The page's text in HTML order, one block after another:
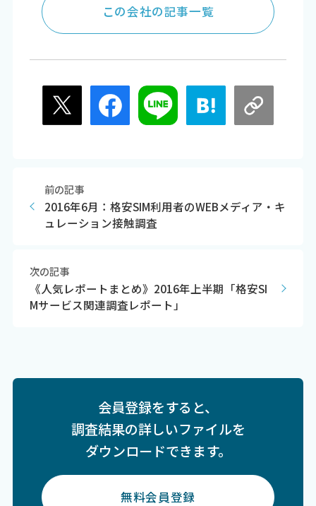
この会社の記事一覧
前の記事
2016年6月：格安SIM利用者のWEBメディア・キ
ュレーション接触調査
次の記事
《人気レポートまとめ》2016年上半期「格安SI
Mサービス関連調査レポート」
会員登録をすると、
調査結果の詳しいファイルを
ダウンロードできます。
無料会員登録